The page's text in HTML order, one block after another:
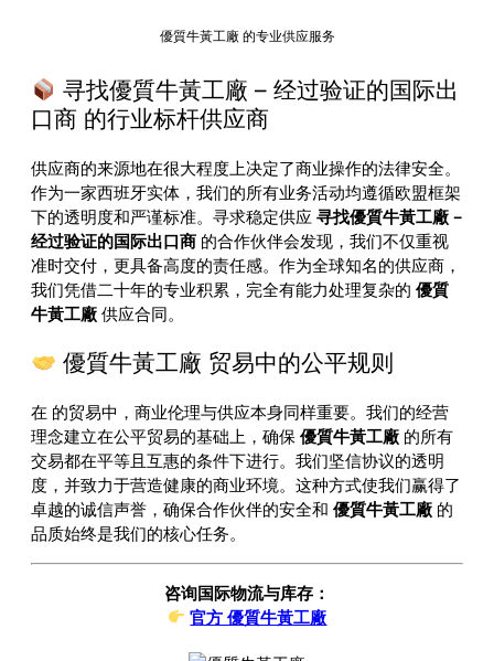
優質牛黃工廠 的专业供应服务
寻找優質牛黃工廠 – 经过验证的国际出
口商 的行业标杆供应商
供应商的来源地在很大程度上决定了商业操作的法律安全。
作为一家西班牙实体，我们的所有业务活动均遵循欧盟框架
下的透明度和严谨标准。寻求稳定供应 寻找優質牛黃工廠 –
经过验证的国际出口商 的合作伙伴会发现，我们不仅重视
准时交付，更具备高度的责任感。作为全球知名的供应商，
我们凭借二十年的专业积累，完全有能力处理复杂的 優質
牛黃工廠 供应合同。
優質牛黃工廠 贸易中的公平规则
在 的贸易中，商业伦理与供应本身同样重要。我们的经营
理念建立在公平贸易的基础上，确保 優質牛黃工廠 的所有
交易都在平等且互惠的条件下进行。我们坚信协议的透明
度，并致力于营造健康的商业环境。这种方式使我们赢得了
卓越的诚信声誉，确保合作伙伴的安全和 優質牛黃工廠 的
品质始终是我们的核心任务。
咨询国际物流与库存：
官方 優質牛黃工廠